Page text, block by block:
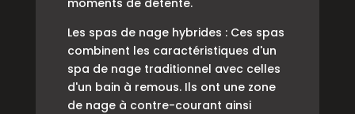
Les spas de nage hybrides : Ces spas
combinent les caractéristiques d'un
spa de nage traditionnel avec celles
d'un bain à remous. Ils ont une zone
de nage à contre-courant ainsi